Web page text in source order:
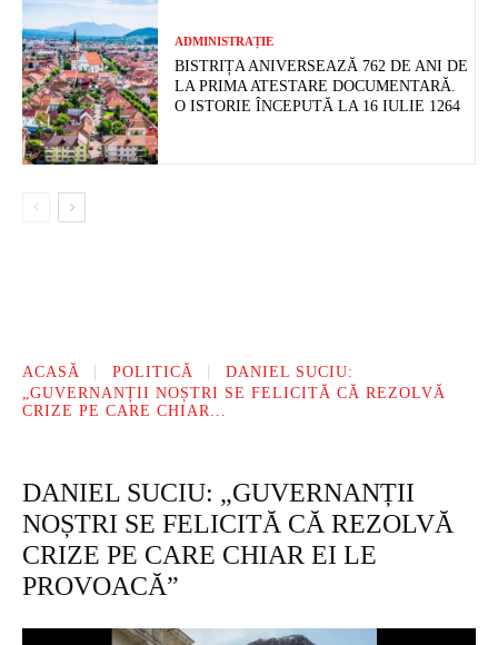
ADMINISTRAȚIE
BISTRIȚA ANIVERSEAZĂ 762 DE ANI DE
LA PRIMA ATESTARE DOCUMENTARĂ.
O ISTORIE ÎNCEPUTĂ LA 16 IULIE 1264